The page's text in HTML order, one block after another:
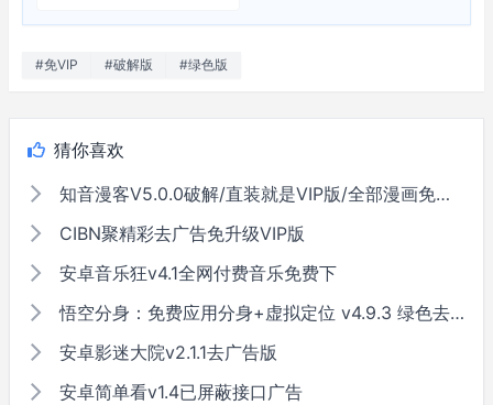
#免VIP #破解版 #绿色版
猜你喜欢
知音漫客V5.0.0破解/直装就是VIP版/全部漫画免费看
CIBN聚精彩去广告免升级VIP版
安卓音乐狂v4.1全网付费音乐免费下
悟空分身：免费应用分身+虚拟定位 v4.9.3 绿色去广告版
安卓影迷大院v2.1.1去广告版
安卓简单看v1.4已屏蔽接口广告